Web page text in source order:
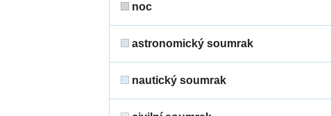
noc
astronomický soumrak
nautický soumrak